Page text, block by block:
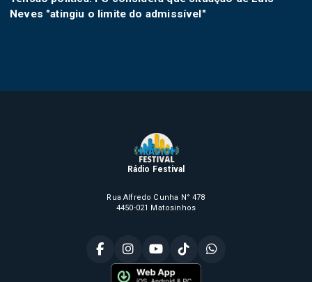
Neves "atingiu o limite do admissível"
Rádio Festival
Rua Alfredo Cunha N° 478
4450-021 Matosinhos